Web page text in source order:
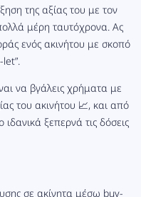
της αξίας του με τον
μέρη ταυτόχρονα. Ας
ενός ακινήτου με σκοπό
να βγάλεις χρήματα με
του ακινήτου 📈, και από
ξεπερνά τις δόσεις
σε ακίνητα μέσω buy-